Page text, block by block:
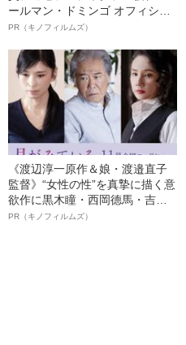
ールマン・ドミンゴ オフィシャ
ルインタビュー“観客を魅了した
語る”《日本興収70億円突破》
PR（キノフィルムズ）
《渡辺淳一原作＆娘・渡邉直子
監督》“女性の性”を真摯に描く意
欲作に黒木瞳・西岡德馬・吉田
羊が出演決定！《映画『月がみ
PR（キノフィルムズ）